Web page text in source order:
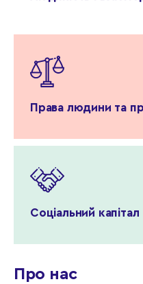
Права людини та
Соціальний капітал
Про нас